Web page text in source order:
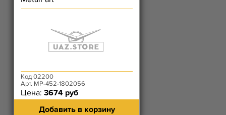
Код 02200
Арт. MP-452-1802056
Цена: 3674 руб
Добавить в корзину